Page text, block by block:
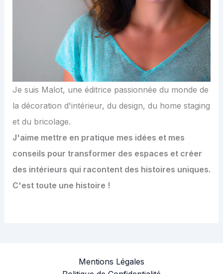
Je suis Malot, une éditrice passionnée du monde de
la décoration d'intérieur, du design, du home staging
et du bricolage.
J'aime mettre en pratique mes idées et mes
conseils pour transformer des espaces et créer
des intérieurs qui racontent des histoires uniques.
C'est toute une histoire !
Mentions Légales